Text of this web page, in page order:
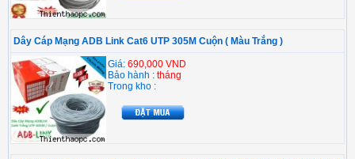
Dây Cáp Mạng ADB Link Cat6 UTP 305M Cuộn ( Màu Trắng )
Giá: 690,000 VND
Bảo hành : tháng
Trong kho :